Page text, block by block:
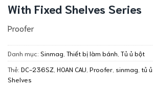
With Fixed Shelves Series
Proofer
Danh mục: Sinmag Thiết bị làm bánh Tủ ủ bột
Thẻ: DC-236SZ HOAN CAU Proofer sinmag tủ
Shelves